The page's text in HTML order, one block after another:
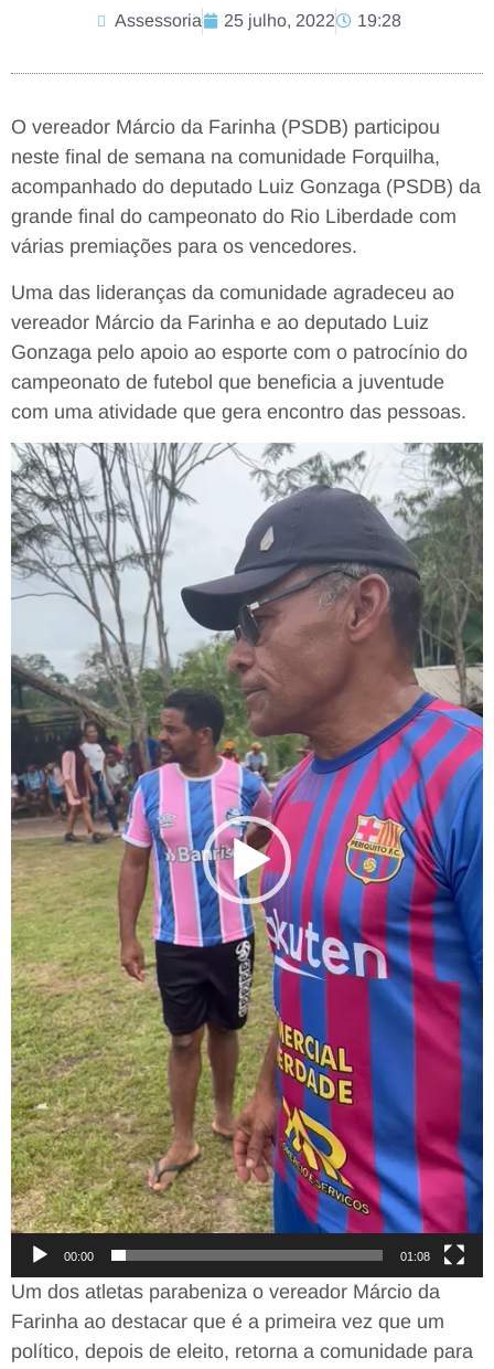
Assessoria 25 julho, 2022 19:28
O vereador Márcio da Farinha (PSDB) participou
neste final de semana na comunidade Forquilha,
acompanhado do deputado Luiz Gonzaga (PSDB) da
grande final do campeonato do Rio Liberdade com
várias premiações para os vencedores.
Uma das lideranças da comunidade agradeceu ao
vereador Márcio da Farinha e ao deputado Luiz
Gonzaga pelo apoio ao esporte com o patrocínio do
campeonato de futebol que beneficia a juventude
com uma atividade que gera encontro das pessoas.
Tocador
de
vídeo
00:00 01:08
Um dos atletas parabeniza o vereador Márcio da
Farinha ao destacar que é a primeira vez que um
político, depois de eleito, retorna a comunidade para